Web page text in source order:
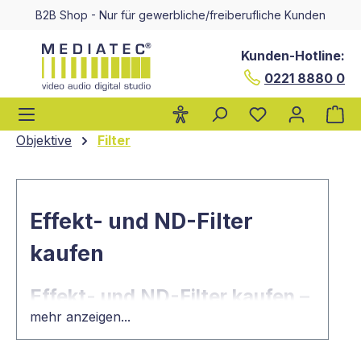
springen
B2B Shop - Nur für gewerbliche/freiberufliche Kunden
Kunden-Hotline:
0221 8880 0
Objektive
Filter
Effekt- und ND-Filter
kaufen
Effekt- und ND-Filter kaufen –
für kreative Aufnahmen mit
mehr anzeigen...